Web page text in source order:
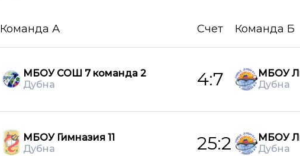
Команда А Счет Команда Б
МБОУ СОШ 7 команда 2
Дубна
4:7
МБОУ
Дубна
МБОУ Гимназия 11
Дубна
25:2
МБОУ
Дубна